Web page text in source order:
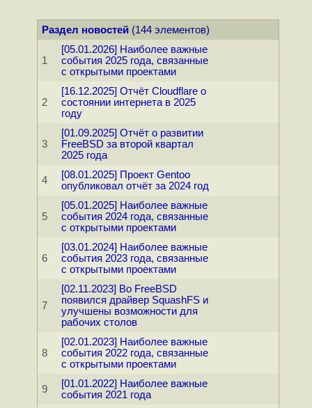
Раздел новостей(144 элементов)
1
[05.01.2026] Наиболее важные
события 2025 года, связанные
с открытыми проектами
2
[16.12.2025] Отчёт Cloudflare о
состоянии интернета в 2025
году
3
[01.09.2025] Отчёт о развитии
FreeBSD за второй квартал
2025 года
4
[08.01.2025] Проект Gentoo
опубликовал отчёт за 2024 год
5
[05.01.2025] Наиболее важные
события 2024 года, связанные
с открытыми проектами
6
[03.01.2024] Наиболее важные
события 2023 года, связанные
с открытыми проектами
7
[02.11.2023] Во FreeBSD
появился драйвер SquashFS и
улучшены возможности для
рабочих столов
8
[02.01.2023] Наиболее важные
события 2022 года, связанные
с открытыми проектами
9
[01.01.2022] Наиболее важные
события 2021 года